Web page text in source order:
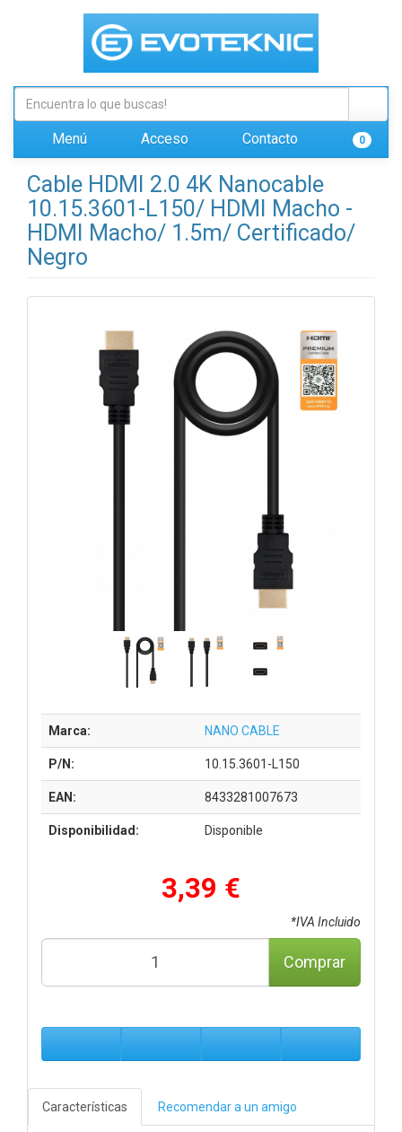
Menú Acceso Contacto 0
Cable HDMI 2.0 4K Nanocable
10.15.3601-L150/ HDMI Macho -
HDMI Macho/ 1.5m/ Certificado/
Negro
Marca: NANO CABLE
P/N: 10.15.3601-L150
EAN: 8433281007673
Disponibilidad: Disponible
3,39 €
*IVA Incluido
Comprar
Características Recomendar a un amigo